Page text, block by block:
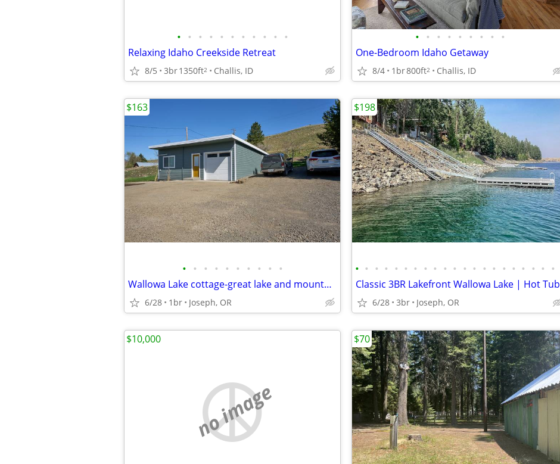
• • • • • • • • • • •
Relaxing Idaho Creekside Retreat
8/5 3br1350ft2 Challis, ID
• • • • • • • • •
One-Bedroom Idaho Getaway
8/4 1br800ft2 Challis, ID
• • • • • • • • • •
Wallowa Lake cottage-great lake and mountain views
6/28 1br Joseph, OR
$163
• • • • • • • • • • • • • • • • • • • • •
Classic 3BR Lakefront Wallowa Lake | Hot Tub
6/28 3br Joseph, OR
$198
no image
$10,000 $70